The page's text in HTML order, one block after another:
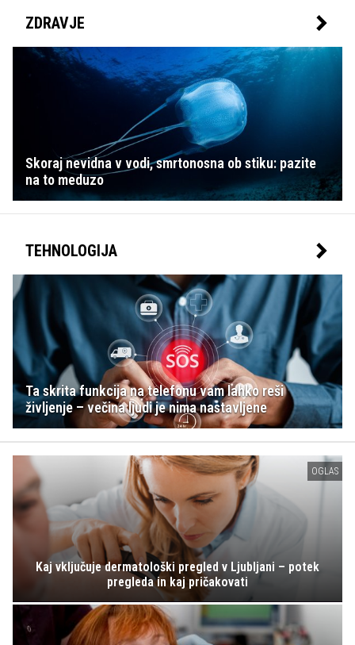
ZDRAVJE
Skoraj nevidna v vodi, smrtonosna ob stiku: pazite
na to meduzo
TEHNOLOGIJA
Ta skrita funkcija na telefonu vam lahko reši
življenje – večina ljudi je nima nastavljene
OGLAS
Kaj vključuje dermatološki pregled v Ljubljani – potek
pregleda in kaj pričakovati